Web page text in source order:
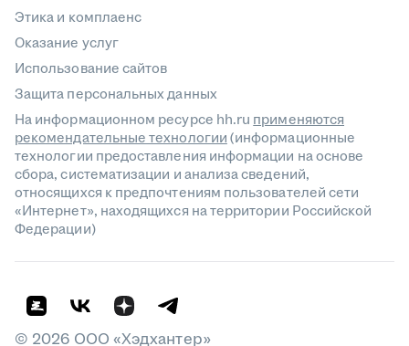
Этика и комплаенс
Оказание услуг
Использование сайтов
Защита персональных данных
На информационном ресурсе hh.ru применяются
рекомендательные технологии(информационные
технологии предоставления информации на основе
сбора, систематизации и анализа сведений,
относящихся к предпочтениям пользователей сети
«Интернет», находящихся на территории Российской
Федерации)
© 2026 ООО «Хэдхантер»